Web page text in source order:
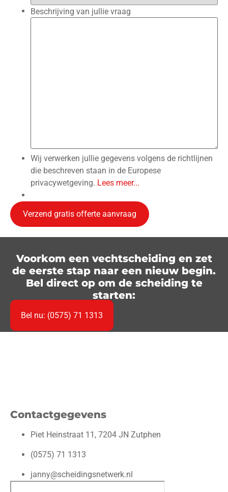
Beschrijving van jullie vraag
Wij verwerken jullie gegevens volgens de richtlijnen
die beschreven staan in de Europese
privacywetgeving. Lees meer...
Voorkom een vechtscheiding en zet
de eerste stap naar een nieuw begin.
Bel direct op om de scheiding te
starten:
Bel nu: (0575) 71 1313
Contactgegevens
Piet Heinstraat 11, 7204 JN Zutphen
(0575) 71 1313
janny@scheidingsnetwerk.nl